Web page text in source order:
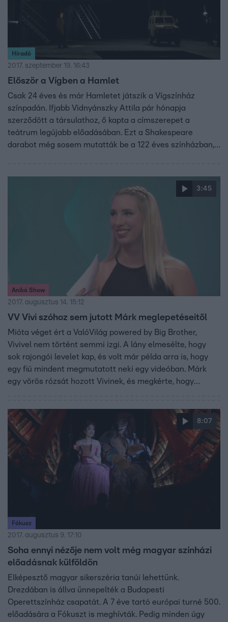
Híradó
2017. szeptember 19. 16:43
Először a Vígben a Hamlet
Csak 24 éves és már Hamletet játszik a Vígszínház
színpadán. Ifjabb Vidnyánszky Attila pár hónapja
szerződött a társulathoz, ő kapta a címszerepet a
teátrum legújabb előadásában. Ezt a Shakespeare
darabot még sosem mutatták be a 122 éves színházban,
3:45
Anikó Show
2017. augusztus 14. 15:12
VV Vivi szóhoz sem jutott Márk meglepetéseitől
Mióta véget ért a ValóVilág powered by Big Brother,
Vivivel nem történt semmi izgi. A lány elmesélte, hogy
sok rajongói levelet kap, és volt már példa arra is, hogy
egy fiú mindent megmutatott neki egy videóban. Márk
egy vörös rózsát hozott Vivinek, és megkérte, hogy
előadásától.
8:07
Fókusz
2017. augusztus 9. 17:10
Soha ennyi nézője nem volt még magyar színházi
előadásnak külföldön
Elképesztő magyar sikerszéria tanúi lehettünk.
Drezdában is állva ünnepelték a Budapesti
Operettszínház csapatát. A 7 éve tartó európai turné 500.
előadására a Fókuszt is meghívták. Pedig minden úgy